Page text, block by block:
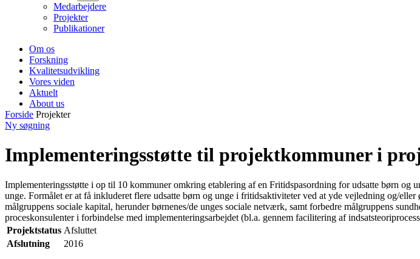
Medarbejdere
Projekter
Publikationer
Om os
Forskning
Kvalitetsudvikling
Vores viden
Aktuelt
About us
Forside Projekter
Ny søgning
Implementeringsstøtte til projektkommuner i
Implementeringsstøtte i op til 10 kommuner omkring etablering af en Fritidspasordning for udsatte børn og
unge. Formålet er at få inkluderet flere udsatte børn og unge i fritidsaktiviteter ved at yde vejledning og/
målgruppens sociale kapital, herunder børnenes/de unges sociale netværk, samt forbedre målgruppens
proceskonsulenter i forbindelse med implementeringsarbejdet (bl.a. gennem facilitering af
Projektstatus Afsluttet
Afslutning
2016